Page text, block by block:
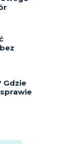
Gdzie